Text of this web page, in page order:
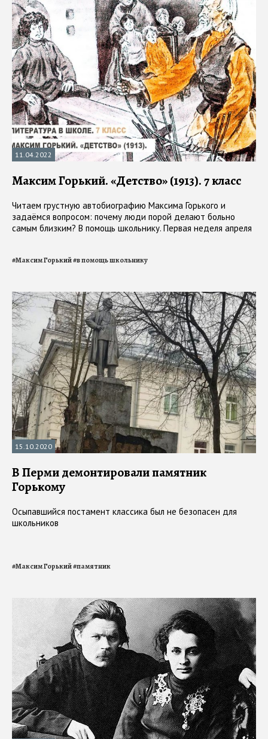
11.04.2022
Максим Горький. «Детство» (1913). 7 класс
Читаем грустную автобиографию Максима Горького и
задаёмся вопросом: почему люди порой делают больно
самым близким? В помощь школьнику. Первая неделя апреля
#Максим Горький#в помощь школьнику
15.10.2020
В Перми демонтировали памятник
Горькому
Осыпавшийся постамент классика был не безопасен для
школьников
#Максим Горький#памятник